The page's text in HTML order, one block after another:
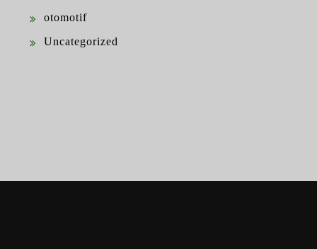
otomotif
Uncategorized